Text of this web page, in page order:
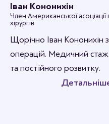
Іван Кононихін
Член Американської асоціації
хірургів
Щорічно Іван Кононихін
операцій. Медичний стаж
та постійного розвитку.
Станьте першим хто